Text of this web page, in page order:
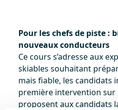
Pour les chefs de piste :
nouveaux conducteurs
Ce cours s’adresse aux
skiables souhaitant
mais fiable, les candidats
première intervention sur
proposent aux candidats